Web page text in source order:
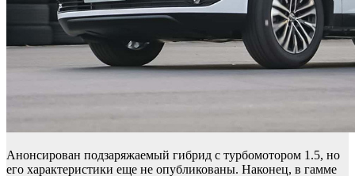
Анонсирован подзаряжаемый гибрид с турбомотором 1.5, но
его характеристики еще не опубликованы. Наконец, в гамме